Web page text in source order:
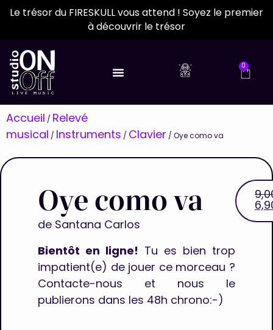
Le trésor du FIRESKULL vous attend ! Soyez le premier
à découvrir le trésor
0
Accueil / Relevé
musical / Instruments / Clavier / Oye como va
Oye como va
de Santana Carlos
Bientôt en ligne! Tu es bien trop
impatient(e) de jouer ce morceau ?
Contacte-nous et nous le
publierons dans les 48h chrono:-)